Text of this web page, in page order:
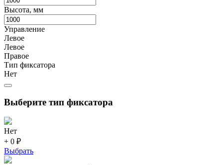
Высота, мм
Управление
Левое
Левое
Правое
Тип фиксатора
Нет
Выберите тип фиксатора
Нет
+ 0 ₽
Выбрать